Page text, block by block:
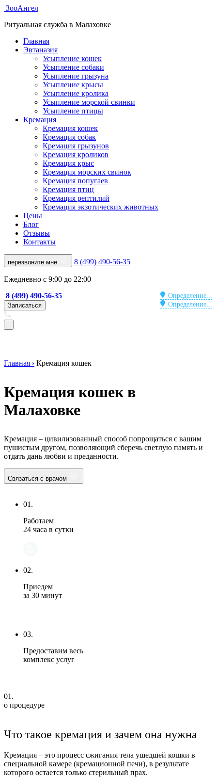
ЗооАнгел
Ритуальная служба в Малаховке
Главная
Эвтаназия
Усыпление кошек
Усыпление собаки
Усыпление грызуна
Усыпление крысы
Усыпление кролика
Усыпление морской свинки
Усыпление птицы
Кремация
Кремация кошек
Кремация собак
Кремация грызунов
Кремация кроликов
Кремация крыс
Кремация морских свинок
Кремация попугаев
Кремация птиц
Кремация рептилий
Кремация экзотических животных
Цены
Блог
Отзывы
Контакты
перезвоните мне 8 (499) 490-56-35
Ежедневно с 9:00 до 22:00
Определение...
8 (499) 490-56-35
Определение...
Записаться
Главная › Кремация кошек
Кремация кошек в
Малаховке
Кремация – цивилизованный способ попрощаться с вашим
пушистым другом, позволяющий сберечь светлую память и
отдать дань любви и преданности.
Связаться с врачом
01.
Работаем
24 часа в сутки
02.
Приедем
за 30 минут
03.
Предоставим весь
комплекс услуг
01.
о процедуре
Что такое кремация и зачем она нужна
Кремация – это процесс сжигания тела ушедшей кошки в
специальной камере (кремационной печи), в результате
которого остается только стерильный прах.